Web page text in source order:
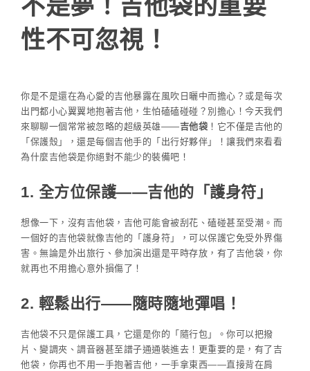
不是夢！吉他袋的重要
性不可忽視！
你是不是還在為心愛的吉他暴露在風吹日曬中而擔心？或是每次
出門都小心翼翼地抱著吉他，生怕磕磕碰碰？別擔心！今天我們
來聊聊一個常常被忽略的超級英雄——吉他袋 ！它不僅是吉他的
「保護殼」，還是每個吉他手的「出行好夥伴」！讓我們來看看
為什麼吉他袋是你絕對不能少的裝備吧！
1. 全方位保護——吉他的「護身符」
想像一下，沒有吉他袋，吉他可能會被刮花、磕碰甚至受潮。而
一個好的吉他袋就像吉他的「護身符」，可以保護它免受外界傷
害。無論是外出旅行、參加演出還是平時存放，有了吉他袋，你
就再也不用擔心意外損傷了！
2. 輕鬆出行——隨時隨地彈唱！
吉他袋不只是保護工具，它還是你的「隨行包」。你可以把撥
片、變調夾、調音器甚至譜子通通裝進去！更重要的是，有了吉
他袋，你再也不用一手抱著吉他，一手拿東西——直接背在肩